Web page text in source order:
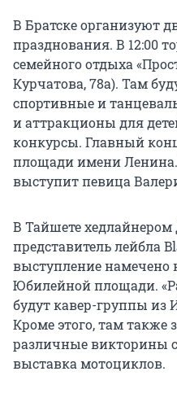
В Братске организуют
празднования. В 12:00
семейного отдыха
Курчатова, 78а). Там
спортивные и
и аттракционы для
конкурсы. Главный
площади имени
выступит певица
В Тайшете хедлайнером
представитель лейбла
выступление намечено
Юбилейной площади.
будут кавер-группы из
Кроме этого, там также
различные викторины
выставка мотоциклов.